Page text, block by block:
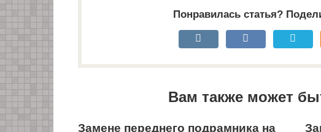
Понравилась статья?
Вам также может
Замене переднего подрамника на